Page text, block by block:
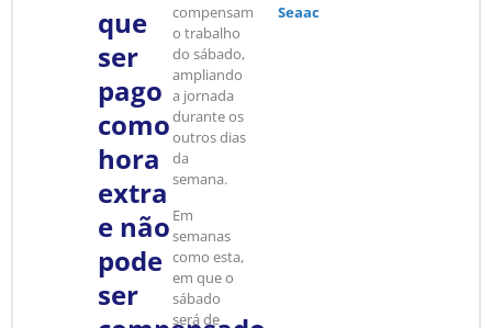
que
ser
pago
como
hora
extra
e não
pode
ser
compensam
o trabalho
do sábado,
ampliando
a jornada
durante os
outros dias
da
semana.
Em
semanas
como esta,
em que o
sábado
será de
Seaac